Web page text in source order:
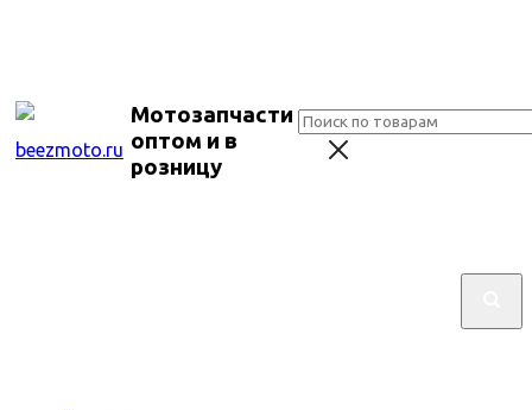
Мотозапчасти
оптом и в
розницу